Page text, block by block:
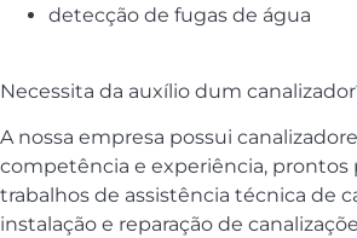
detecção de fugas de água
Necessita da auxílio dum
A nossa empresa possui
competência e experiência, prontos
trabalhos de assistência técnica de
instalação e reparação de